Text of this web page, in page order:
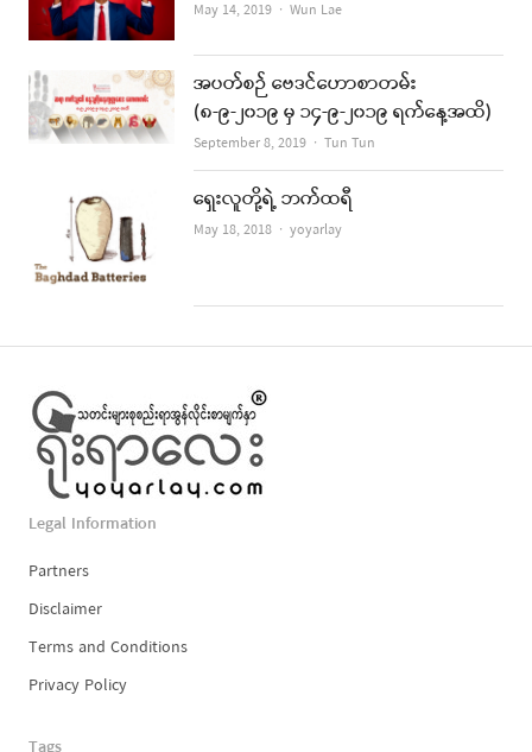
May 14, 2019 Author
Wun Lae
အပတ်စဉ် ဗေဒင်ဟောစာတမ်း
(၈-၉-၂၀၁၉ မှ ၁၄-၉-၂၀၁၉ ရက်နေ့အထိ)
September 8, 2019 Author
Tun Tun
ရှေးလူတို့ရဲ့ ဘက်ထရီ
May 18, 2018 Author
yoyarlay
Legal Information
Partners
Disclaimer
Terms and Conditions
Privacy Policy